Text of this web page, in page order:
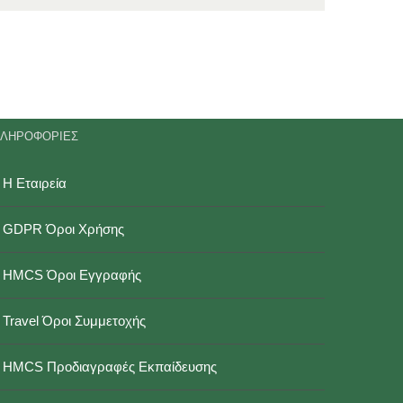
Η Εταιρεία
GDPR Όροι Χρήσης
HMCS Όροι Εγγραφής
Travel Όροι Συμμετοχής
HMCS Προδιαγραφές Εκπαίδευσης